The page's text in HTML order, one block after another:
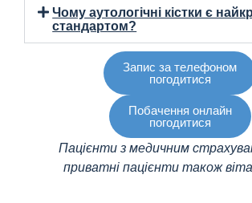
Чому аутологічні кістки є
стандартом?
Запис за телефоном
погодитися
Побачення онлайн
погодитися
Пацієнти з медичним
приватні пацієнти також